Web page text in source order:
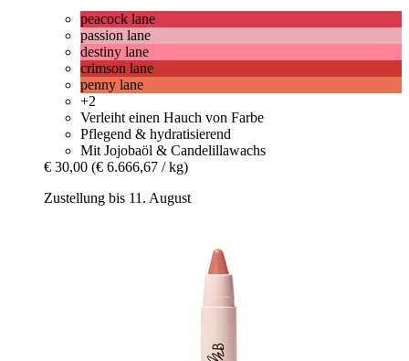
peacock lane
passion lane
destiny lane
crimson lane
penny lane
+2
Verleiht einen Hauch von Farbe
Pflegend & hydratisierend
Mit Jojobaöl & Candelillawachs
€ 30,00 (€ 6.666,67 / kg)
Zustellung bis 11. August